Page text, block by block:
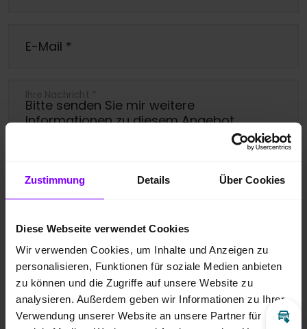
Zustimmung Details Über Cookies
Diese Webseite verwendet Cookies
Wir verwenden Cookies, um Inhalte und Anzeigen zu
personalisieren, Funktionen für soziale Medien anbieten
zu können und die Zugriffe auf unsere Website zu
analysieren. Außerdem geben wir Informationen zu Ihrer
Verwendung unserer Website an unsere Partner für
E-Mail *
Ihre Nachricht *
Ja, bitte melden Sie mich für den
Newsletter an.
Ich bin damit einverstanden, dass die
übermittelten Daten entsprechend der
Datenschutzbestimmungengespeichert
und verarbeitet werden dürfen. Zudem